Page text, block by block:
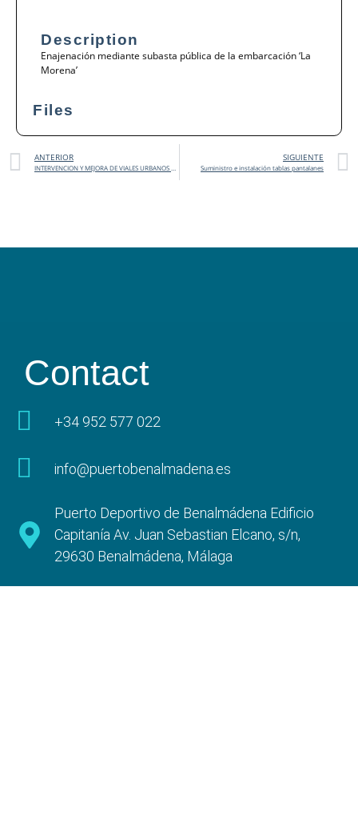
Description
Enajenación mediante subasta pública de la embarcación ‘La
Morena’
Files
ANTERIOR SIGUIENTE
Suministro e instalación tablas pantalanes
Contact
+34 952 577 022
info@puertobenalmadena.es
Puerto Deportivo de Benalmádena Edificio
Capitanía Av. Juan Sebastian Elcano, s/n,
29630 Benalmádena, Málaga